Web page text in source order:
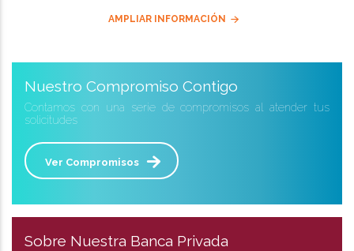
AMPLIAR INFORMACIÓN
Nuestro Compromiso Contigo
Contamos con una serie de compromisos al atender tus
solicitudes
Ver Compromisos
Sobre Nuestra Banca Privada